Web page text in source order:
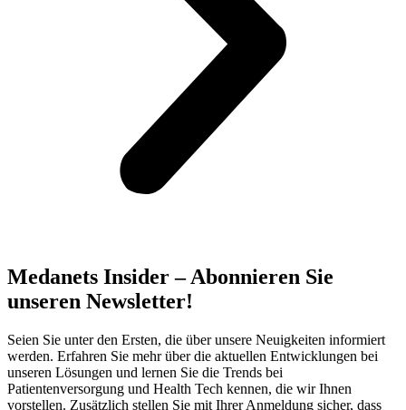
Medanets Insider – Abonnieren Sie
unseren Newsletter!
Seien Sie unter den Ersten, die über unsere Neuigkeiten informiert
werden. Erfahren Sie mehr über die aktuellen Entwicklungen bei
unseren Lösungen und lernen Sie die Trends bei
Patientenversorgung und Health Tech kennen, die wir Ihnen
vorstellen. Zusätzlich stellen Sie mit Ihrer Anmeldung sicher, dass